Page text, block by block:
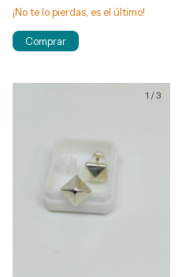
¡No te lo pierdas, es el último!
1 /3